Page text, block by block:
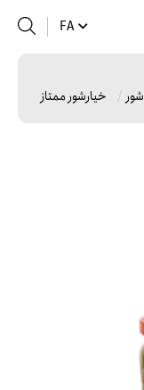
FA
شور خیارشور ممتاز